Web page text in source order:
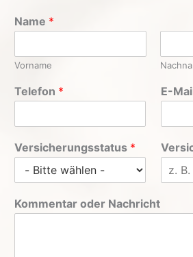
Name *
Vorname
Telefon * E-
Versicherungsstatus *
Kommentar oder Nachricht